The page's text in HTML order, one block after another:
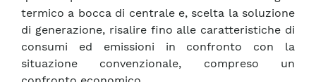
termico a bocca di centrale e, scelta la soluzione
di generazione, risalire fino alle caratteristiche di
consumi ed emissioni in confronto con la
situazione convenzionale, compreso un